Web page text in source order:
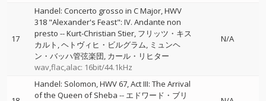
17
Handel: Concerto grosso in C Major, HWV
318 "Alexander's Feast": IV. Andante non
presto --Kurt-Christian Stier フリッツ・キス
カルト ヘトヴィヒ・ビルグラム ミュンヘ
ン・バッハ管弦楽団 カール・リヒター
wav,flac,alac: 16bit/44.1kHz
N/A
Handel: Solomon, HWV 67, Act III: The Arrival
of the Queen of Sheba -- エドワード・ブリ